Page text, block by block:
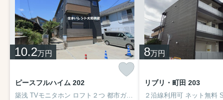
10.2万円
ピースフルハイム 202
築浅 TVモニタホン ロフト２つ 都市ガス 追焚 浴室乾燥 独立洗面 カウンターキッチン 全居室洋室
8万円
リブリ・町田 203